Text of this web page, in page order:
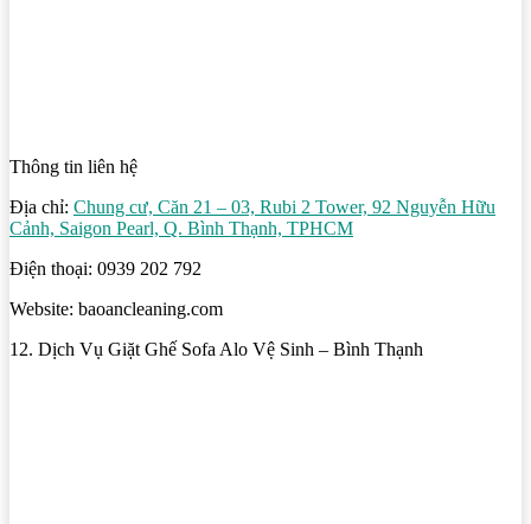
Thông tin liên hệ
Địa chỉ: Chung cư, Căn 21 – 03, Rubi 2 Tower, 92 Nguyễn Hữu
Cảnh, Saigon Pearl, Q. Bình Thạnh, TPHCM
Điện thoại: 0939 202 792
Website: baoancleaning.com
12. Dịch Vụ Giặt Ghế Sofa Alo Vệ Sinh – Bình Thạnh